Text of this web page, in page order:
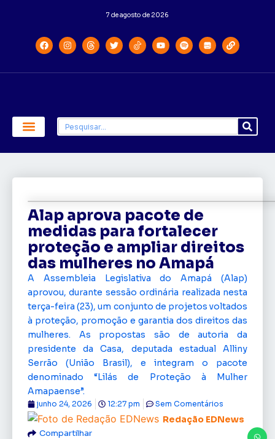
7 de agosto de 2026
Alap aprova pacote de
medidas para fortalecer
proteção e ampliar direitos
das mulheres no Amapá
A Assembleia Legislativa do Amapá (Alap)
aprovou, durante sessão ordinária realizada nesta
terça-feira (23), um conjunto de projetos voltados
à proteção, promoção e garantia dos direitos das
mulheres. As propostas são de autoria da
presidente da Casa, deputada estadual Alliny
Serrão (União Brasil), e integram o pacote
denominado “Lilás de Proteção à Mulher
Amapaense”.
Redação EDNews
junho 24, 2026 12:27 pm Sem Comentários
Compartilhar